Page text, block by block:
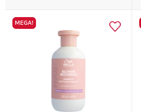
MEGA!